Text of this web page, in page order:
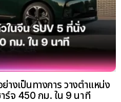
างเป็นทางการ วางตำแหน่ง
ร์จ 450 กม. ใน 9 นาที